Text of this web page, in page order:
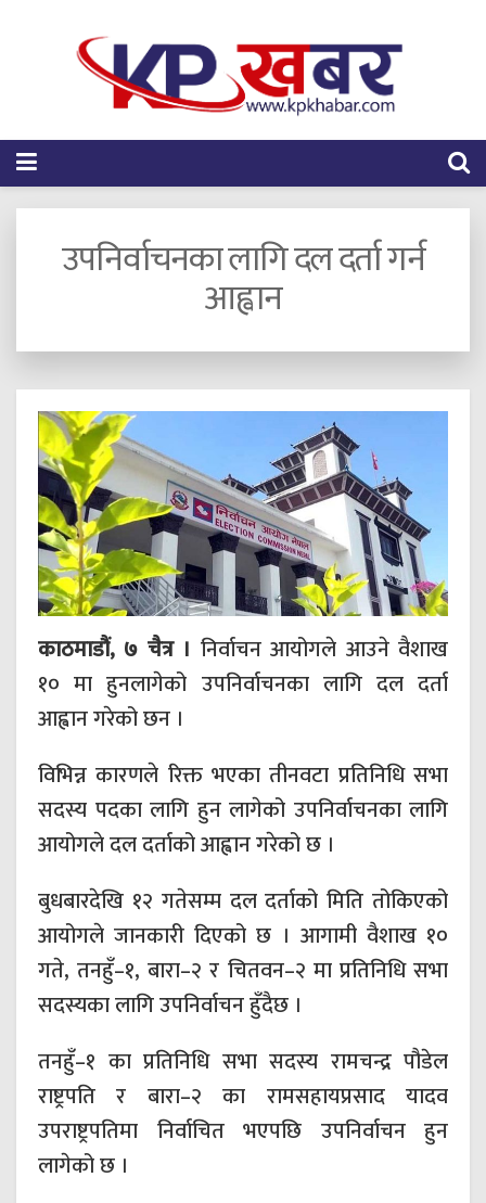
उपनिर्वाचनका लागि दल दर्ता गर्न
आह्वान
काठमाडौं, ७ चैत्र । निर्वाचन आयोगले आउने वैशाख
१० मा हुनलागेको उपनिर्वाचनका लागि दल दर्ता
आह्वान गरेको छन ।
विभिन्न कारणले रिक्त भएका तीनवटा प्रतिनिधि सभा
सदस्य पदका लागि हुन लागेको उपनिर्वाचनका लागि
आयोगले दल दर्ताको आह्वान गरेको छ ।
बुधबारदेखि १२ गतेसम्म दल दर्ताको मिति तोकिएको
आयोगले जानकारी दिएको छ । आगामी वैशाख १०
गते, तनहुँ–१, बारा–२ र चितवन–२ मा प्रतिनिधि सभा
सदस्यका लागि उपनिर्वाचन हुँदैछ ।
तनहुँ–१ का प्रतिनिधि सभा सदस्य रामचन्द्र पौडेल
राष्ट्रपति र बारा–२ का रामसहायप्रसाद यादव
उपराष्ट्रपतिमा निर्वाचित भएपछि उपनिर्वाचन हुन
लागेको छ ।